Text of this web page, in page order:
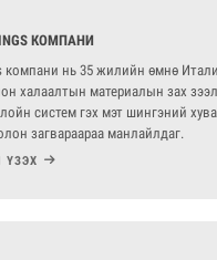
КОМПАНИ
компани нь 35 жилийн өмнө Итали
халаалтын материалын зах
систем гэх мэт шингэний
загвараараа манлайлдаг.
ҮЗЭХ